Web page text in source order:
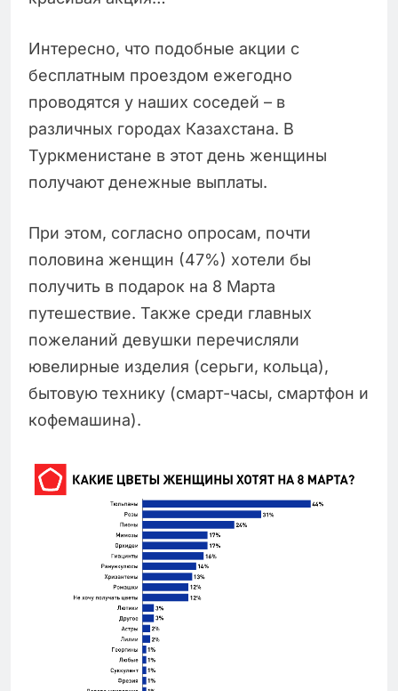
Интересно, что подобные акции с
бесплатным проездом ежегодно
проводятся у наших соседей – в
различных городах Казахстана. В
Туркменистане в этот день женщины
получают денежные выплаты.
При этом, согласно опросам, почти
половина женщин (47%) хотели бы
получить в подарок на 8 Марта
путешествие. Также среди главных
пожеланий девушки перечисляли
ювелирные изделия (серьги, кольца),
бытовую технику (смарт-часы, смартфон и
кофемашина).